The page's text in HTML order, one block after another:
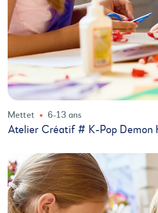
Mettet 6-13 ans
Atelier Créatif # K-Pop Demon